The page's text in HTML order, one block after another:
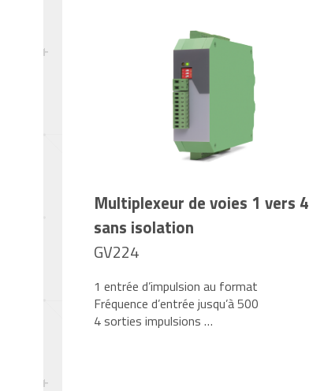
Multiplexeur de voies 1 vers 4
sans isolation
GV224
1 entrée d’impulsion au format
Fréquence d’entrée jusqu’à 500
4 sorties impulsions …